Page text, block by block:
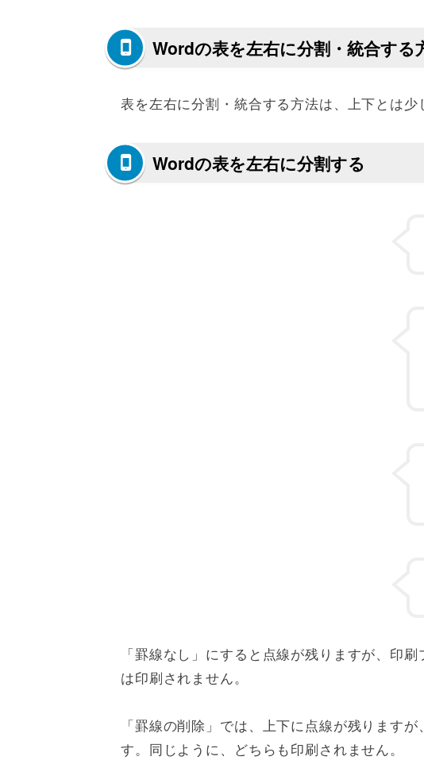
Wordの表を左右に分割・統合する
表を左右に分割・統合する方法は、上下とは少
Wordの表を左右に分割する
「罫線なし」にすると点線が残りますが、印
は印刷されません。
「罫線の削除」では、上下に点線が残ります
す。同じように、どちらも印刷されません。